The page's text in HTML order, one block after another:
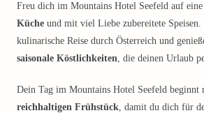
Freu dich im Mountains Hotel Seefeld auf eine
Küche und mit viel Liebe zubereitete
kulinarische Reise durch Österreich und
saisonale Köstlichkeiten, die deinen Urlaub
Dein Tag im Mountains Hotel Seefeld beginnt
reichhaltigen Frühstück, damit du dich für